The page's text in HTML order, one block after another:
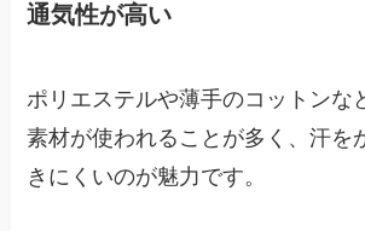
通気性が高い
ポリエステルや薄手のコットンな
素材が使われることが多く、汗を
きにくいのが魅力です。